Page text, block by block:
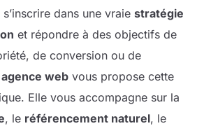
dans une vraiestratégie
et répondre à des objectifs de
de conversion ou de
agence web vous propose cette
Elle vous accompagne sur la
, le référencement naturel, le